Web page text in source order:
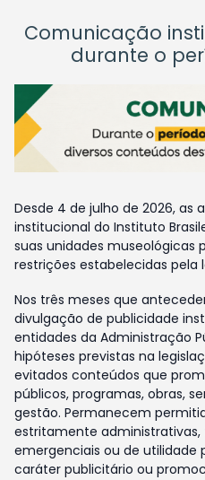
Comunicação
durante o
Desde 4 de julho de 2026,
institucional do Instituto
suas unidades museológicas
restrições estabelecidas pela
Nos três meses que
divulgação de publicidade
entidades da Administração
hipóteses previstas na
evitados conteúdos que
públicos, programas, obras,
gestão. Permanecem
estritamente administrativas,
emergenciais ou de utilidade
caráter publicitário ou